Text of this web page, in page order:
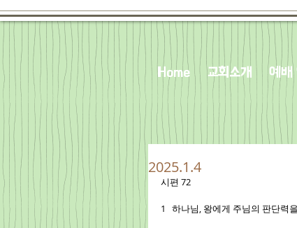
Home 교회소개 예배
2025.1.4
시편 72
1   하나님, 왕에게 주님의 판단